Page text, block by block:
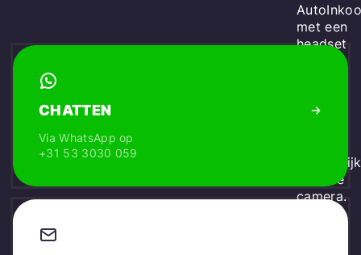
CHATTEN
Via WhatsApp op
+31 53 3030 059